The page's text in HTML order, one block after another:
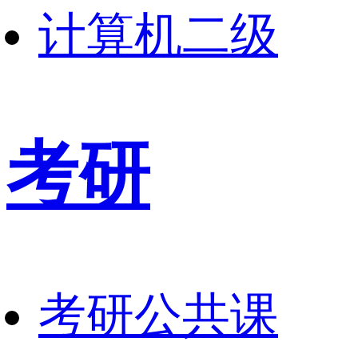
计算机二级
考研
考研公共课